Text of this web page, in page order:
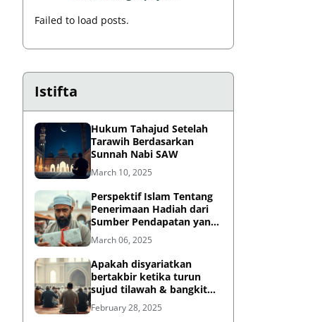
Failed to load posts.
Istifta
Hukum Tahajud Setelah
Tarawih Berdasarkan
Sunnah Nabi SAW
March 10, 2025
Perspektif Islam Tentang
Penerimaan Hadiah dari
Sumber Pendapatan yang
Tidak Halal
March 06, 2025
Apakah disyariatkan
bertakbir ketika turun
sujud tilawah & bangkit
dari sujud tilawah yang
dilakukan dalam shalat?
February 28, 2025